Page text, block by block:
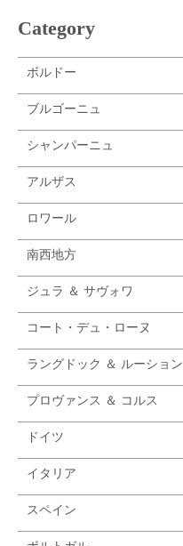
シャトー・ド・フェル
ミショー
フランツ・ソーモン
ジットン
レジス・ミネ
Category
ボルドー
ブルゴーニュ
シャンパーニュ
アルザス
ロワール
南西地方
ジュラ ＆ サヴォワ
コート・デュ・ローヌ
ラングドック ＆ ルーション
プロヴァンス ＆ コルス
ドイツ
イタリア
スペイン